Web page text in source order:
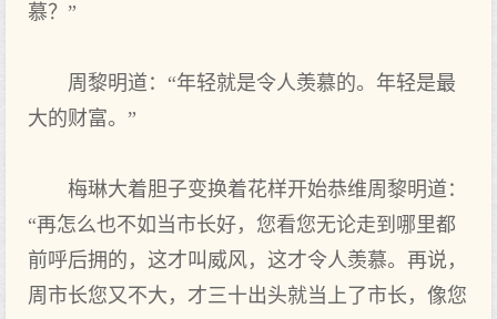
慕？”
周黎明道：“年轻就是令人羡慕的。年轻是最
大的财富。”
梅琳大着胆子变换着花样开始恭维周黎明道：
“再怎么也不如当市长好，您看您无论走到哪里都
前呼后拥的，这才叫威风，这才令人羡慕。再说，
周市长您又不大，才三十出头就当上了市长，像您